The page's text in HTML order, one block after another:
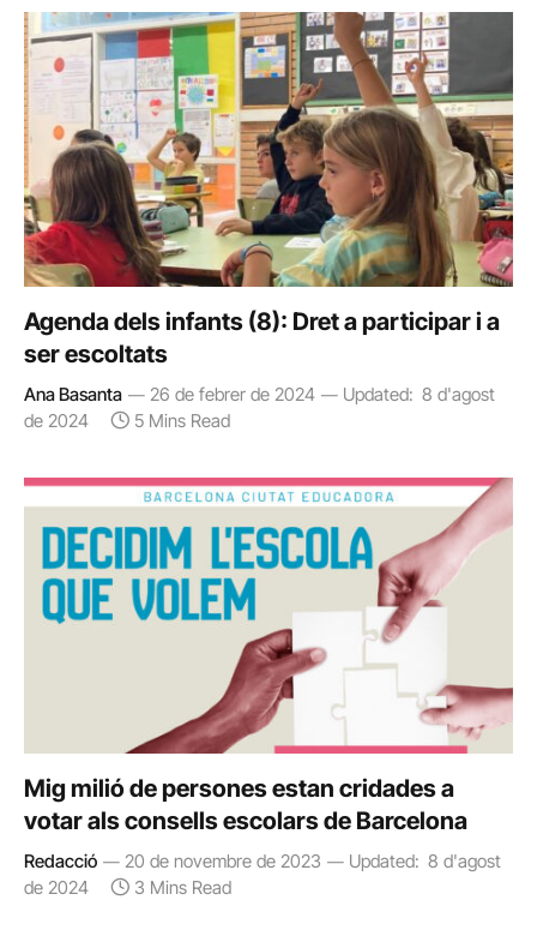
Agenda dels infants (8): Dret a participar i a
ser escoltats
Ana Basanta 26 de febrer de 2024 Updated: 8 d'agost
de 2024
5 Mins Read
Mig milió de persones estan cridades a
votar als consells escolars de Barcelona
Redacció 20 de novembre de 2023 Updated: 8 d'agost
de 2024
3 Mins Read